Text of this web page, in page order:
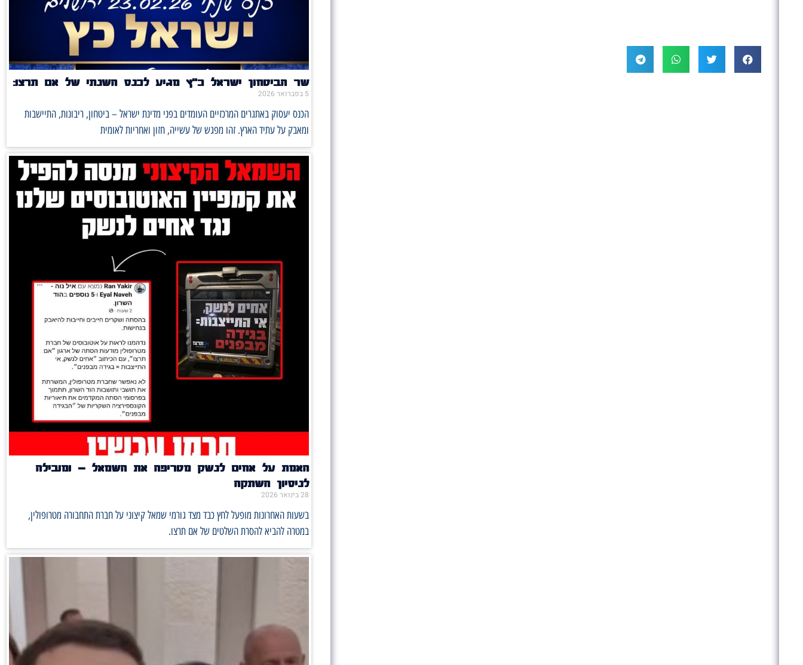
שר הביטחון ישראל כ"ץ מגיע לכנס השנתי של אם תרצו:
5 בפברואר 2026
הכנס יעסוק באתגרים המרכזיים העומדים בפני מדינת ישראל – ביטחון, ריבונות, התיישבות
ומאבק על עתיד הארץ. זהו מפגש של עשייה, חזון ואחריות לאומית
האמת על אחים לנשק מטריפה את השמאל – ומובילה
לניסיון השתקה
28 בינואר 2026
בשעות האחרונות מופעל לחץ כבד מצד גורמי שמאל קיצוני על חברת התחבורה מטרופולין,
במטרה להביא להסרת השלטים של אם תרצו.